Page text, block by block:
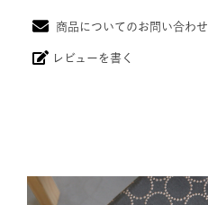
商品についてのお問い合わせ
レビューを書く